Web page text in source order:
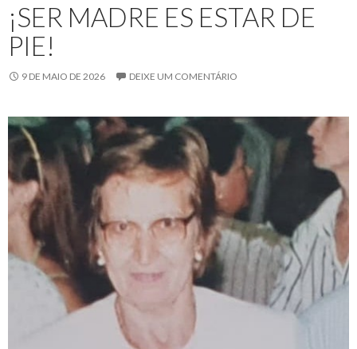
¡SER MADRE ES ESTAR DE
PIE!
9 DE MAIO DE 2026 DEIXE UM COMENTÁRIO